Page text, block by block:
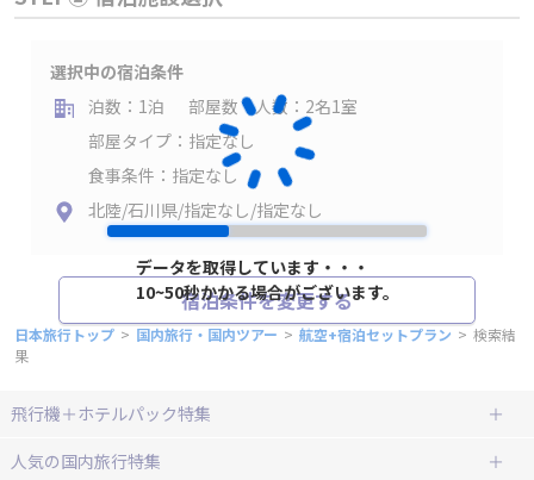
データを取得しています・・・
10~50秒かかる場合がございます。
選択中の宿泊条件
泊数：1泊
部屋数・人数：2名1室
部屋タイプ：指定なし
食事条件：指定なし
北陸/石川県/指定なし/指定なし
宿泊条件を変更する
日本旅行トップ > 国内旅行・国内ツアー > 航空+宿泊セットプラン > 検索結
果
飛行機＋ホテルパック特集
赤い風船ダイナミックパッケージ
ＪＡＬで行く飛行機+ホテルパック
人気の国内旅行特集